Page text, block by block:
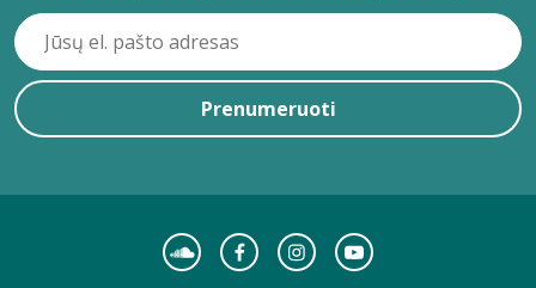
Prenumeruoti